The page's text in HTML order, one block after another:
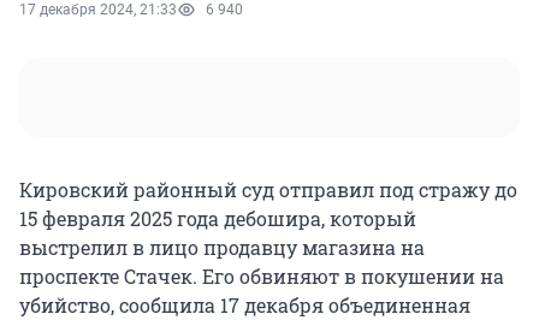
17 декабря 2024, 21:33 6 940
Кировский районный суд отправил под стражу до
15 февраля 2025 года дебошира, который
выстрелил в лицо продавцу магазина на
проспекте Стачек. Его обвиняют в покушении на
убийство, сообщила 17 декабря объединенная